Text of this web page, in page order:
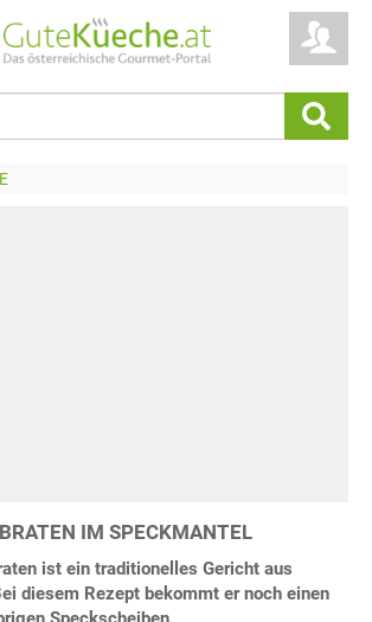
IM SPECKMANTEL
ist ein traditionelles Gericht aus
diesem Rezept bekommt er noch einen